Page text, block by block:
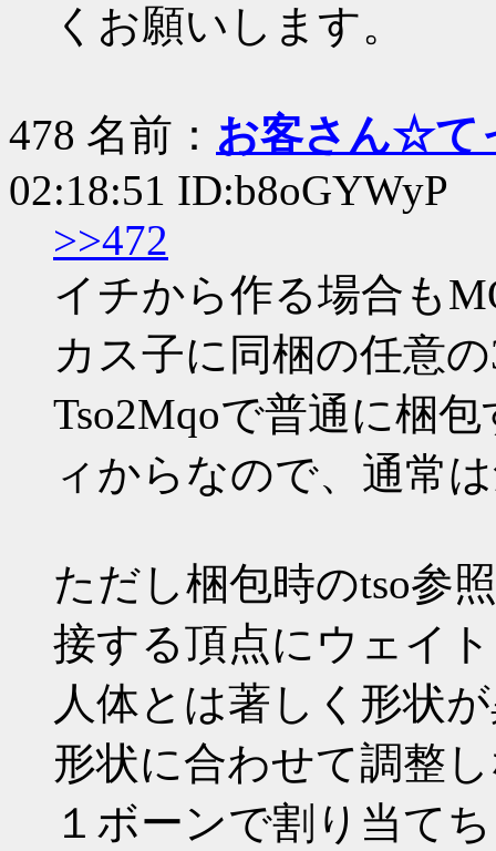
くお願いします。
478 名前： お客さん☆て
02:18:51 ID:b8oGYWyP
>>472
イチから作る場合も
カス子に同梱の任意
Tso2Mqoで普通に梱
ィからなので、通常
ただし梱包時のtso参
接する頂点にウェイ
人体とは著しく形状
形状に合わせて調整
１ボーンで割り当て